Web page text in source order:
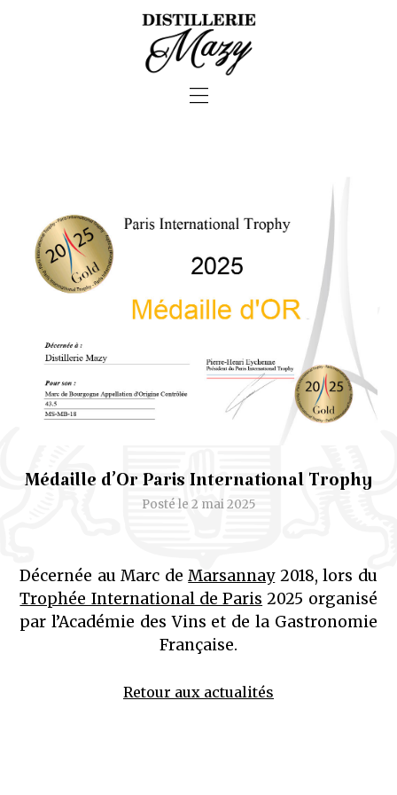
—
—
—
Médaille d’Or Paris International Trophy
Posté le 2 mai 2025
Décernée au Marc deMarsannay2018, lors du
Trophée International de Paris 2025 organisé
par l’Académie des Vins et de la Gastronomie
Française.
Retour aux actualités